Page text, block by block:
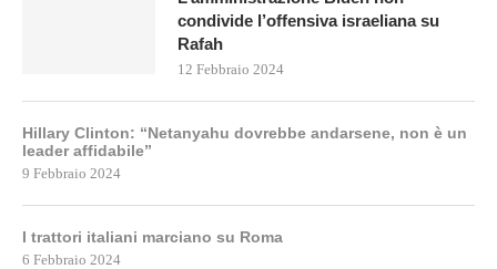
condivide l’offensiva israeliana su
Rafah
12 Febbraio 2024
Hillary Clinton: “Netanyahu dovrebbe andarsene, non è un
leader affidabile”
9 Febbraio 2024
I trattori italiani marciano su Roma
6 Febbraio 2024